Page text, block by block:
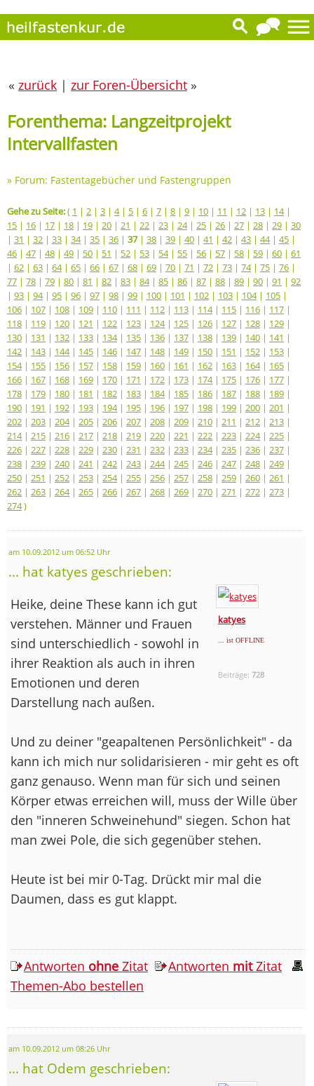
« zurück | zur Foren-Übersicht »
Forenthema: Langzeitprojekt
Intervallfasten
» Forum: Fastentagebücher und Fastengruppen
Gehe zu Seite:( 1 | 2 | 3 | 4| 5 | 6 | 7 | 8 | 9 | 10 | 11 | 12 | 13 | 14|
15 | 16 | 17 | 18 | 19 | 20 | 21 | 22 | 23 | 24| 25 | 26 | 27 | 28 | 29 | 30
| 31 | 32 | 33 | 34| 35 | 36 | 37| 38 | 39 | 40 | 41 | 42 | 43 | 44| 45 |
46 | 47 | 48 | 49 | 50 | 51 | 52 | 53 | 54| 55 | 56 | 57 | 58 | 59 | 60 | 61
| 62 | 63 | 64| 65 | 66 | 67 | 68 | 69 | 70 | 71 | 72 | 73 | 74| 75 | 76 |
77 | 78 | 79 | 80 | 81 | 82 | 83 | 84| 85 | 86 | 87 | 88 | 89 | 90 | 91 | 92
| 93 | 94| 95 | 96 | 97 | 98 | 99 | 100 | 101 | 102 | 103 | 104| 105 |
106 | 107 | 108 | 109 | 110 | 111 | 112 | 113 | 114| 115 | 116 | 117 |
118 | 119 | 120 | 121 | 122 | 123 | 124| 125 | 126 | 127 | 128 | 129 |
130 | 131 | 132 | 133 | 134| 135 | 136 | 137 | 138 | 139 | 140 | 141 |
142 | 143 | 144| 145 | 146 | 147 | 148 | 149 | 150 | 151 | 152 | 153 |
154| 155 | 156 | 157 | 158 | 159 | 160 | 161 | 162 | 163 | 164| 165 |
166 | 167 | 168 | 169 | 170 | 171 | 172 | 173 | 174| 175 | 176 | 177 |
178 | 179 | 180 | 181 | 182 | 183 | 184| 185 | 186 | 187 | 188 | 189 |
190 | 191 | 192 | 193 | 194| 195 | 196 | 197 | 198 | 199 | 200 | 201 |
202 | 203 | 204| 205 | 206 | 207 | 208 | 209 | 210 | 211 | 212 | 213 |
214| 215 | 216 | 217 | 218 | 219 | 220 | 221 | 222 | 223 | 224| 225 |
226 | 227 | 228 | 229 | 230 | 231 | 232 | 233 | 234| 235 | 236 | 237 |
238 | 239 | 240 | 241 | 242 | 243 | 244| 245 | 246 | 247 | 248 | 249 |
250 | 251 | 252 | 253 | 254| 255 | 256 | 257 | 258 | 259 | 260 | 261 |
262 | 263 | 264| 265 | 266 | 267 | 268 | 269 | 270 | 271 | 272 | 273 |
274)
am 10.09.2012 um 06:52 Uhr
... hat katyes geschrieben:
katyes
... ist OFFLINE
Beiträge:728
Heike, deine These kann ich gut
verstehen. Männer und Frauen
sind unterschiedlich - sowohl in
ihrer Reaktion als auch in ihren
Emotionen und deren
Darstellung nach außen.
Und zu deiner "geapaltenen Persönlichkeit" - da
kann ich mich nur solidarisieren - mir geht es oft
ganz genauso. Wenn man für sich und seinen
Körper etwas erreichen will, muss der Wille über
den "inneren Schweinehund" siegen. Schon hat
man zwei Pole, die sich gegenüber stehen.
Heute ist bei mir 0-Tag. Drückt mir mal die
Daumen, dass es gut klappt.
Antworten ohne Zitat Antworten mitZitat
Themen-Abo bestellen
am 10.09.2012 um 08:26 Uhr
... hat Odem geschrieben: